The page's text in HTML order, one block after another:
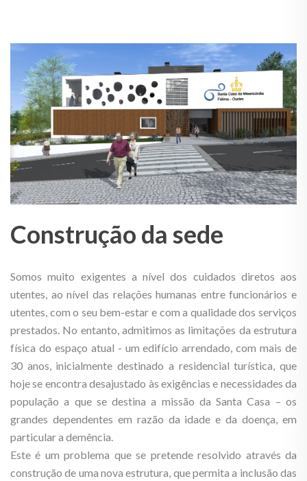
Construção da sede
Somos muito exigentes a nível dos cuidados diretos aos
utentes, ao nível das relações humanas entre funcionários e
utentes, com o seu bem-estar e com a qualidade dos serviços
prestados. No entanto, admitimos as limitações da estrutura
física do espaço atual - um edifício arrendado, com mais de
30 anos, inicialmente destinado a residencial turística, que
hoje se encontra desajustado às exigências e necessidades da
população a que se destina a missão da Santa Casa – os
grandes dependentes em razão da idade e da doença, em
particular a demência.
Este é um problema que se pretende resolvido através da
construção de uma nova estrutura, que permita a inclusão das